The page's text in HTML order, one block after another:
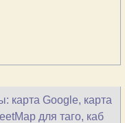
карта Google, карта
для таго, каб